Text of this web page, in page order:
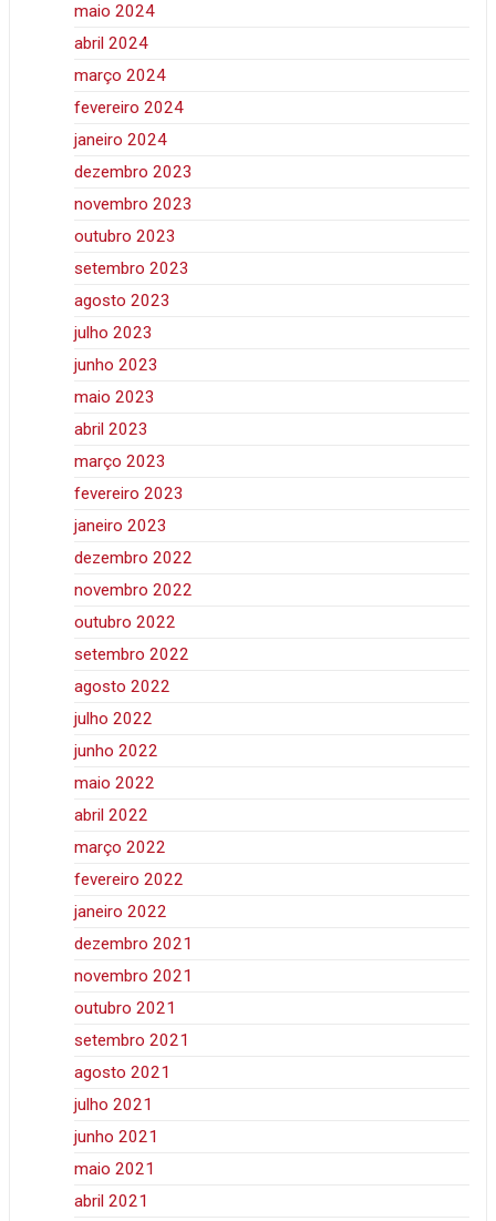
maio 2024
abril 2024
março 2024
fevereiro 2024
janeiro 2024
dezembro 2023
novembro 2023
outubro 2023
setembro 2023
agosto 2023
julho 2023
junho 2023
maio 2023
abril 2023
março 2023
fevereiro 2023
janeiro 2023
dezembro 2022
novembro 2022
outubro 2022
setembro 2022
agosto 2022
julho 2022
junho 2022
maio 2022
abril 2022
março 2022
fevereiro 2022
janeiro 2022
dezembro 2021
novembro 2021
outubro 2021
setembro 2021
agosto 2021
julho 2021
junho 2021
maio 2021
abril 2021